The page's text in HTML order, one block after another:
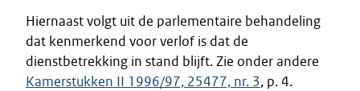
Hiernaast volgt uit de parlementaire behandeling
dat kenmerkend voor verlof is dat de
dienstbetrekking in stand blijft. Zie onder andere
Kamerstukken II 1996/97, 25477, nr. 3, p. 4.